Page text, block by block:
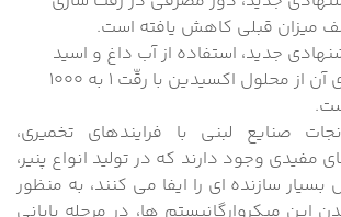
میزان قبلی کاهش یافته است.
جدید، استفاده از آب داغ و اسید
حذف شده و به جای آن از محلول اکسیدین با رقّت 1 به 1000
صنایع لبنی با فرایندهای تخمیری،
مفیدی وجود دارند که در تولید انواع پنیر،
سازنده ای را ایفا می کنند، به منظور